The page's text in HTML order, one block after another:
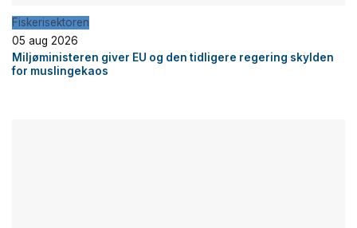
Fiskerisektoren
05 aug 2026
Miljøministeren giver EU og den tidligere regering skylden
for muslingekaos